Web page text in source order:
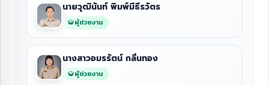
นายวุฒินันท์ พิมพ์มีธีรวัตร
ผู้ช่วยงาน
นางสาวอมรรัตน์ กลิ่นทอง
ผู้ช่วยงาน